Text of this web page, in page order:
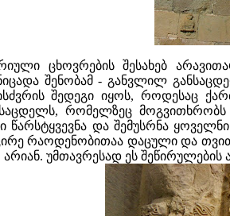
ცხოვრების შესახებ
შენობამ - განვლილ
შედეგი იყოს, როდესაც
რომელზეც
და შემუსრნა
რაოდენობითაა დაცული და თვით
უმთავრესად ეს შეწირულების